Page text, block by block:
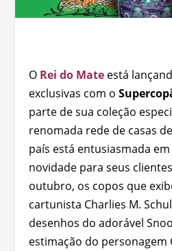
O Rei do Mate está
exclusivas com o
parte de sua coleção
renomada rede de casas
país está entusiasmada
novidade para seus
outubro, os copos que
cartunista Charlies M.
desenhos do adorável
estimação do personagem